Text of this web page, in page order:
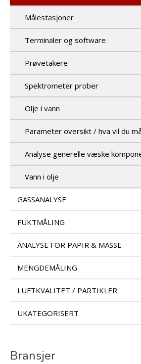
h
Målestasjoner
Terminaler og software
Prøvetakere
Spektrometer prober
Olje i vann
Parameter oversikt / hva vil du
Analyse generelle væske
Vann i olje
GASSANALYSE
FUKTMÅLING
ANALYSE FOR PAPIR & MASSE
MENGDEMÅLING
LUFTKVALITET / PARTIKLER
UKATEGORISERT
Bransjer